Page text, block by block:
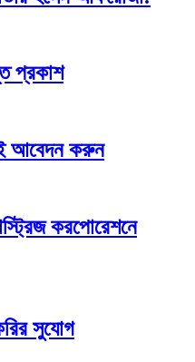
প্রকাশ
আবেদন করুন
করপোরেশনে
সুযোগ